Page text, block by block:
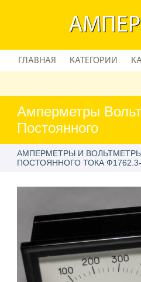
ГЛАВНАЯ КАТЕГОРИИ
Амперметры
Постоянного
АМПЕРМЕТРЫ И
ПОСТОЯННОГО ТОКА